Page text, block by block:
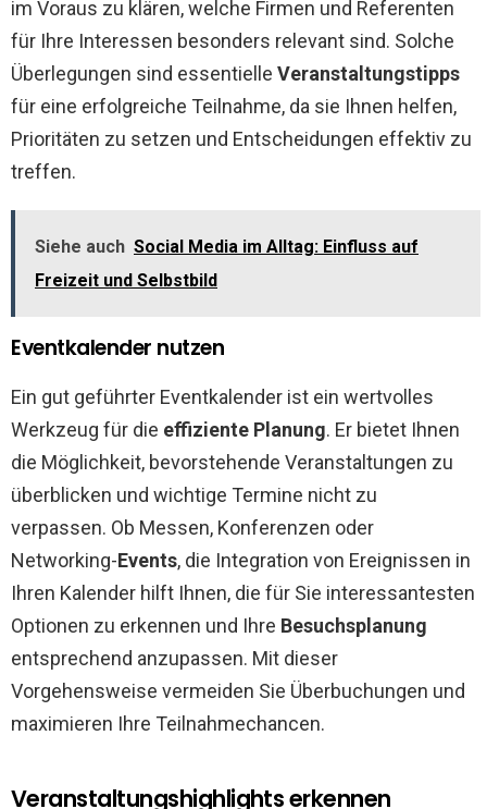
im Voraus zu klären, welche Firmen und Referenten
für Ihre Interessen besonders relevant sind. Solche
Überlegungen sind essentielle Veranstaltungstipps
für eine erfolgreiche Teilnahme, da sie Ihnen helfen,
Prioritäten zu setzen und Entscheidungen effektiv zu
treffen.
Siehe auch Social Media im Alltag: Einfluss auf
Freizeit und Selbstbild
Eventkalender nutzen
Ein gut geführter Eventkalender ist ein wertvolles
Werkzeug für die effiziente Planung. Er bietet Ihnen
die Möglichkeit, bevorstehende Veranstaltungen zu
überblicken und wichtige Termine nicht zu
verpassen. Ob Messen, Konferenzen oder
Networking-Events, die Integration von Ereignissen in
Ihren Kalender hilft Ihnen, die für Sie interessantesten
Optionen zu erkennen und Ihre Besuchsplanung
entsprechend anzupassen. Mit dieser
Vorgehensweise vermeiden Sie Überbuchungen und
maximieren Ihre Teilnahmechancen.
Veranstaltungshighlights erkennen